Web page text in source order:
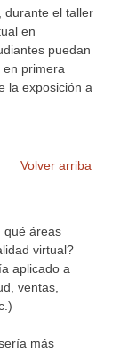
durante el taller
en
puedan
en primera
la exposición a
Volver arriba
qué áreas
virtual?
aplicado a
ventas,
más